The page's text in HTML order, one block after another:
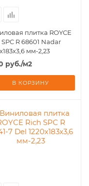
плитка ROYCE
R 68601 Nadar
мм-2,23
руб./м2
В КОРЗИНУ